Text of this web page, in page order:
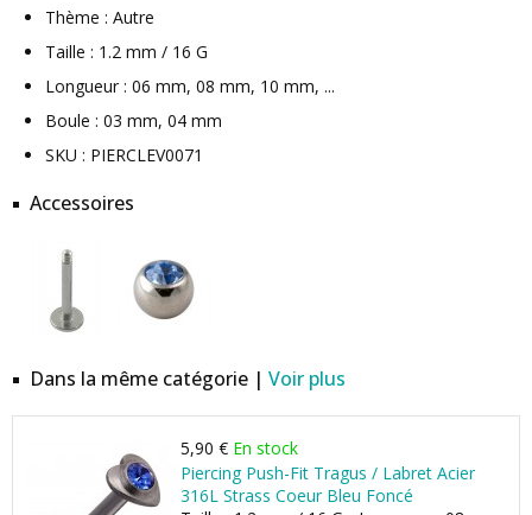
Thème : Autre
Taille : 1.2 mm / 16 G
Longueur : 06 mm, 08 mm, 10 mm, ...
Boule : 03 mm, 04 mm
SKU : PIERCLEV0071
Accessoires
Dans la même catégorie | Voir plus
5,90 € En stock
Piercing Push-Fit Tragus / Labret Acier
316L Strass Coeur Bleu Foncé